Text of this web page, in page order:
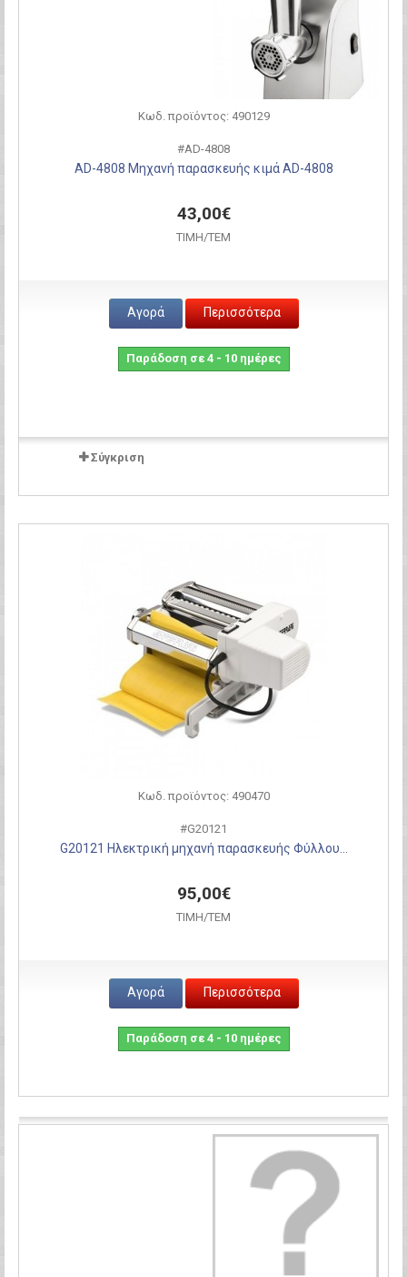
Κωδ. προϊόντος: 490129
#AD-4808
AD-4808 Μηχανή παρασκευής κιμά AD-4808
43,00€
ΤΙΜH/ΤΕΜ
Αγορά Περισσότερα
Παράδοση σε 4 - 10 ημέρες
Σύγκριση
Κωδ. προϊόντος: 490470
#G20121
G20121 Ηλεκτρική μηχανή παρασκευής Φύλλου...
95,00€
ΤΙΜH/ΤΕΜ
Αγορά Περισσότερα
Παράδοση σε 4 - 10 ημέρες